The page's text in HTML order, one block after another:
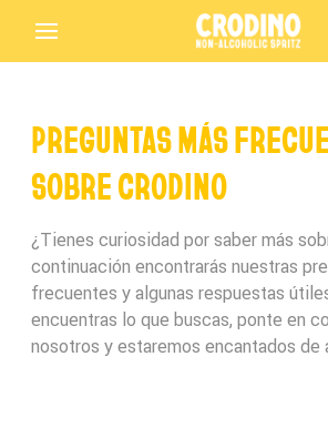
PREGUNTAS MÁS
SOBRE CRODINO
¿Tienes curiosidad por saber más
continuación encontrarás nuestras
frecuentes y algunas respuestas
encuentras lo que buscas, ponte en
nosotros y estaremos encantados de